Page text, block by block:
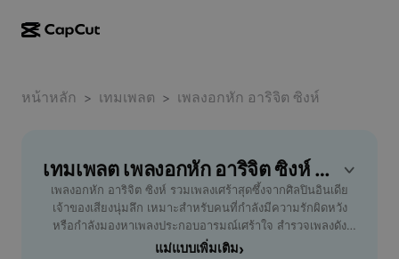
CapCut บนเดสก์ท็อป
CapCut Pad
CapCut บนมือถือ
สตูดิโอวิดีโอ
ตัวสร้างวิดีโอ AI
เครื่องมือสร้างและแก้ไขวิดีโอ
เครื่องมือสร้างและแก้ไขรูปภาพ
เครื่องมือสร้างและแก้ไขเสียงพูด
แม่แบบโซเชียลมีเดีย
อื่นๆ
โครงการริเริ่ม
พันธมิตร
หน้าหลัก > เทมเพลต > เพลงอกหัก อาริจิต ซิงห์
เทมเพลต เพลงอกหัก อาริจิต ซิงห์ ฟรี โดย CapCut
เพลงอกหัก อาริจิต ซิงห์ รวมเพลงเศร้าสุดซึ้งจากศิลปินอินเดีย
เจ้าของเสียงนุ่มลึก เหมาะสำหรับคนที่กำลังมีความรักผิดหวัง
หรือกำลังมองหาเพลงประกอบอารมณ์เศร้าใจ สำรวจเพลงดัง
ของ Arijit Singh ที่สื่อถึงเรื่องราวความรักและการจากลา ด้วย
แม่แบบเพิ่มเติม›